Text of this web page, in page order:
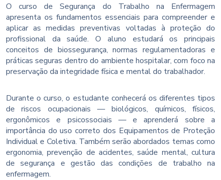
O curso de Segurança do Trabalho na Enfermagem
apresenta os fundamentos essenciais para compreender e
aplicar as medidas preventivas voltadas à proteção do
profissional da saúde. O aluno estudará os principais
conceitos de biossegurança, normas regulamentadoras e
práticas seguras dentro do ambiente hospitalar, com foco na
preservação da integridade física e mental do trabalhador.
Durante o curso, o estudante conhecerá os diferentes tipos
de riscos ocupacionais — biológicos, químicos, físicos,
ergonômicos e psicossociais — e aprenderá sobre a
importância do uso correto dos Equipamentos de Proteção
Individual e Coletiva. Também serão abordados temas como
ergonomia, prevenção de acidentes, saúde mental, cultura
de segurança e gestão das condições de trabalho na
enfermagem.